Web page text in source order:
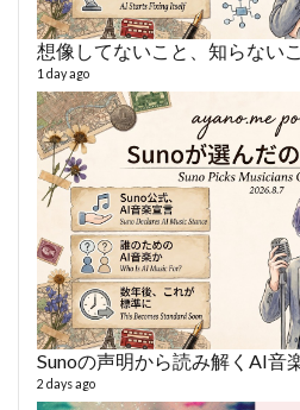
1 day ago
Sunoの声明から読み解くAI音
2 days ago